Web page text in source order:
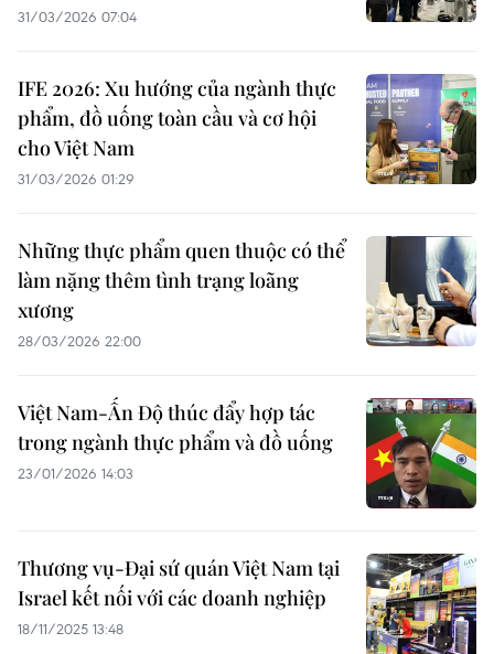
31/03/2026 07:04
IFE 2026: Xu hướng của ngành thực
phẩm, đồ uống toàn cầu và cơ hội
cho Việt Nam
31/03/2026 01:29
Những thực phẩm quen thuộc có thể
làm nặng thêm tình trạng loãng
xương
28/03/2026 22:00
Việt Nam-Ấn Độ thúc đẩy hợp tác
trong ngành thực phẩm và đồ uống
23/01/2026 14:03
Thương vụ-Đại sứ quán Việt Nam tại
Israel kết nối với các doanh nghiệp
18/11/2025 13:48